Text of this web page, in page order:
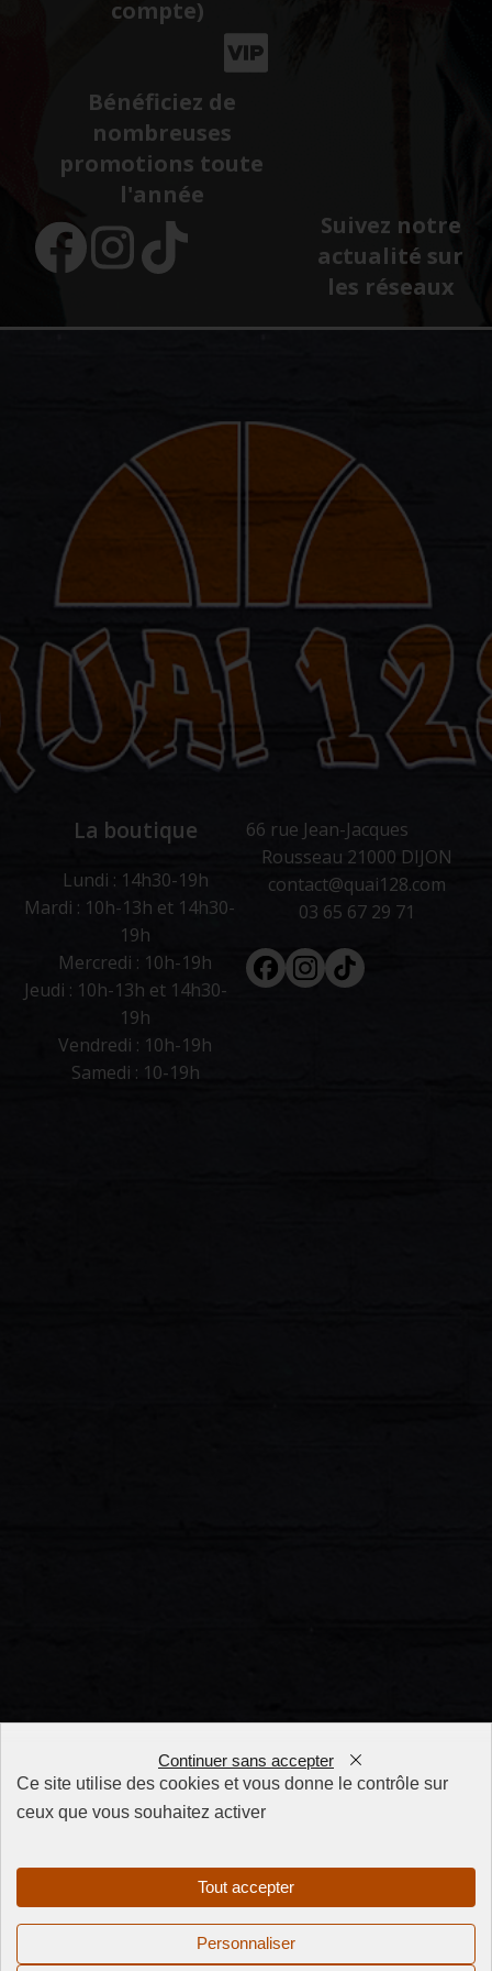
compte)
Bénéficiez de
nombreuses
promotions toute
l'année
Suivez notre
actualité sur
les réseaux
La boutique
Lundi : 14h30-19h
Mardi : 10h-13h et 14h30-
19h
Mercredi : 10h-19h
Jeudi : 10h-13h et 14h30-
19h
Vendredi : 10h-19h
Samedi : 10-19h
66 rue Jean-Jacques
Rousseau 21000 DIJON
contact@quai128.com
03 65 67 29 71
FacebookInstagram
Tiktok
Mentions
légales
Politique de
confidentialité
Ce site utilise des cookies et vous donne le contrôle sur
ceux que vous souhaitez activer
Tout accepter
Continuer sans accepter
Personnaliser